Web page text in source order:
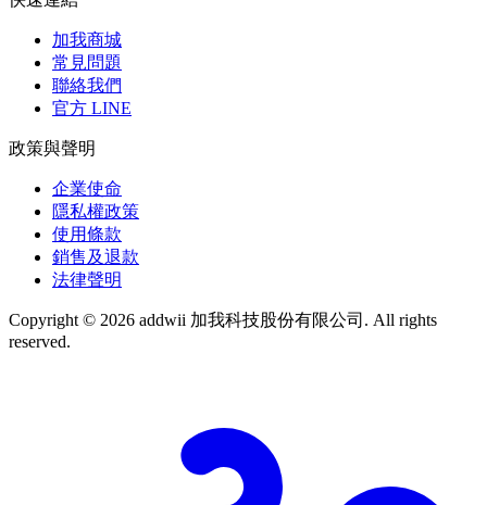
加我商城
常見問題
聯絡我們
官方 LINE
政策與聲明
企業使命
隱私權政策
使用條款
銷售及退款
法律聲明
Copyright © 2026 addwii 加我科技股份有限公司. All rights
reserved.